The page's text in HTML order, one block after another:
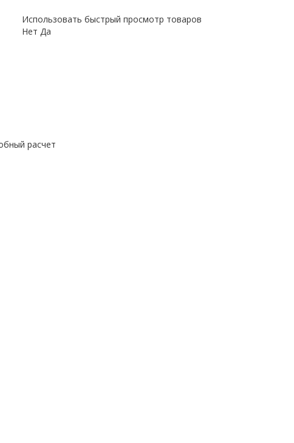
Использовать быстрый просмотр товаров
Нет Да
расчет